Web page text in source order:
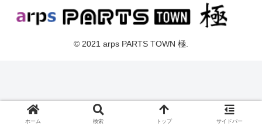
© 2021 arps PARTS TOWN 極.
ホーム 検索 トップ サイドバー